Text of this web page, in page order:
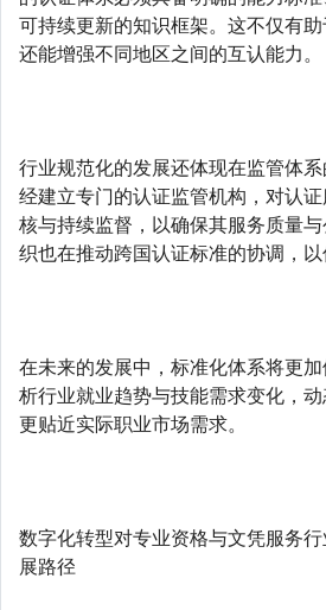
可持续更新的知识框架。这不仅有
还能增强不同地区之间的互认能力。
行业规范化的发展还体现在监管体
经建立专门的认证监管机构，对认
核与持续监督，以确保其服务质量
织也在推动跨国认证标准的协调，以
在未来的发展中，标准化体系将更
析行业就业趋势与技能需求变化，
更贴近实际职业市场需求。
数字化转型对专业资格与文凭服务
展路径